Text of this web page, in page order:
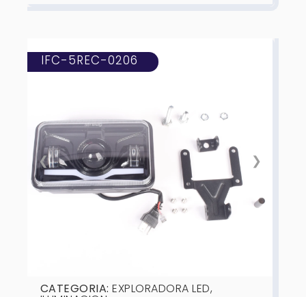
❮ ❯
IFC-5REC-0206
CATEGORIA:EXPLORADORA LED,